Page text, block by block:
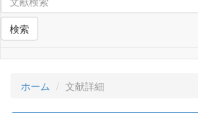
検索
ホーム 文献詳細